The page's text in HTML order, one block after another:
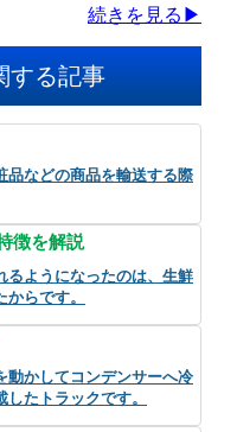
続きを見る▶
する記事
品などの商品を輸送する際
徴を解説
るようになったのは、生鮮
らです。
動かしてコンデンサーへ冷
たトラックです。